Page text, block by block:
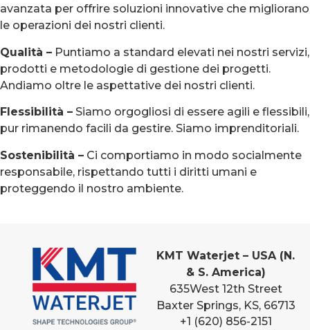
avanzata per offrire soluzioni innovative che migliorano
le operazioni dei nostri clienti.
Qualità – Puntiamo a standard elevati nei nostri servizi,
prodotti e metodologie di gestione dei progetti.
Andiamo oltre le aspettative dei nostri clienti.
Flessibilità – Siamo orgogliosi di essere agili e flessibili,
pur rimanendo facili da gestire. Siamo imprenditoriali.
Sostenibilità – Ci comportiamo in modo socialmente
responsabile, rispettando tutti i diritti umani e
proteggendo il nostro ambiente.
KMT Waterjet – USA (N.
& S. America)
635West 12th Street
Baxter Springs, KS, 66713
+1 (620) 856-2151